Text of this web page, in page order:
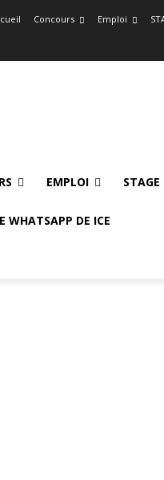
Concours Emploi
EMPLOI STAGE
WHATSAPP DE ICE